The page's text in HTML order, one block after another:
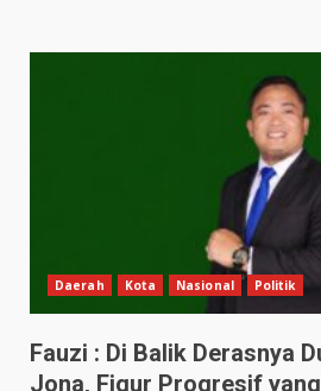
Daerah Kota Nasional Politik
Fauzi : Di Balik Derasnya
Jona, Figur Progresif